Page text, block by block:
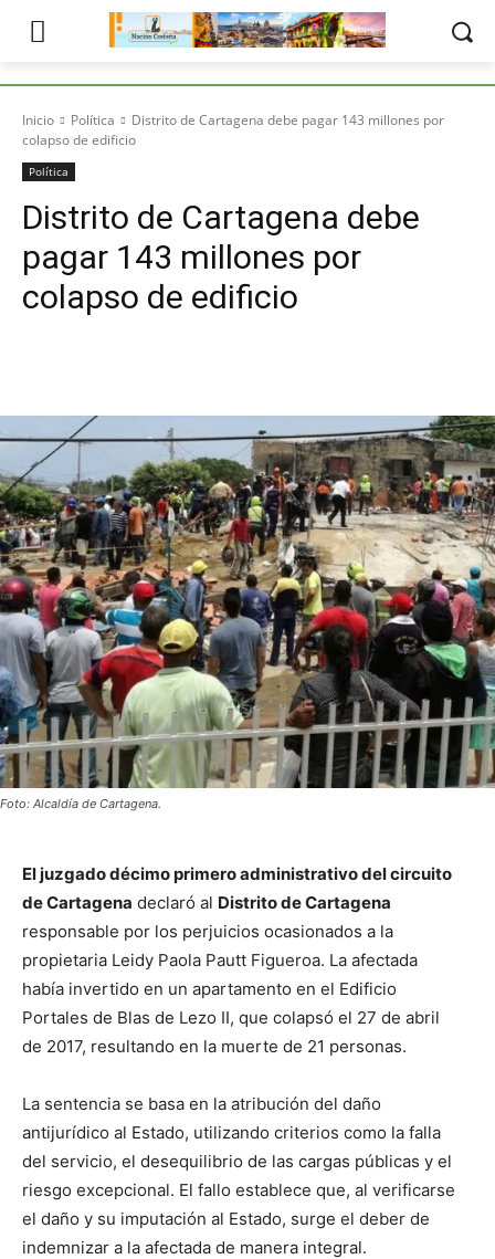
Inicio Política
Distrito de Cartagena debe pagar 143 millones por
colapso de edificio
Política
Distrito de Cartagena debe
pagar 143 millones por
colapso de edificio
Foto: Alcaldía de Cartagena.
El juzgado décimo primero administrativo del circuito
de Cartagena declaró al Distrito de Cartagena
responsable por los perjuicios ocasionados a la
propietaria Leidy Paola Pautt Figueroa. La afectada
había invertido en un apartamento en el Edificio
Portales de Blas de Lezo II, que colapsó el 27 de abril
de 2017, resultando en la muerte de 21 personas.
La sentencia se basa en la atribución del daño
antijurídico al Estado, utilizando criterios como la falla
del servicio, el desequilibrio de las cargas públicas y el
riesgo excepcional. El fallo establece que, al verificarse
el daño y su imputación al Estado, surge el deber de
indemnizar a la afectada de manera integral.